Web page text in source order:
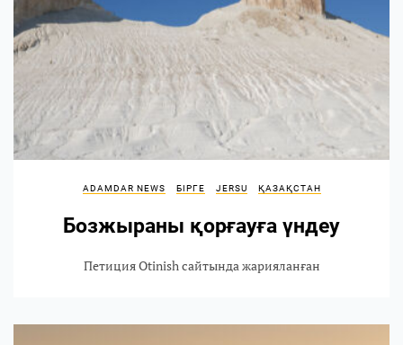
ADAMDAR NEWS БІРГЕ JERSU ҚАЗАҚСТАН
Бозжыраны қорғауға үндеу
Петиция Otinish сайтында жарияланған